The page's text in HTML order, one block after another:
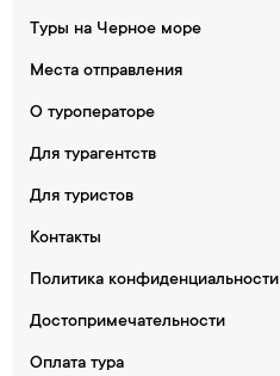
Туры на Черное море
Места отправления
О туроператоре
Для турагентств
Для туристов
Контакты
Политика конфиденциальности
Достопримечательности
Оплата тура